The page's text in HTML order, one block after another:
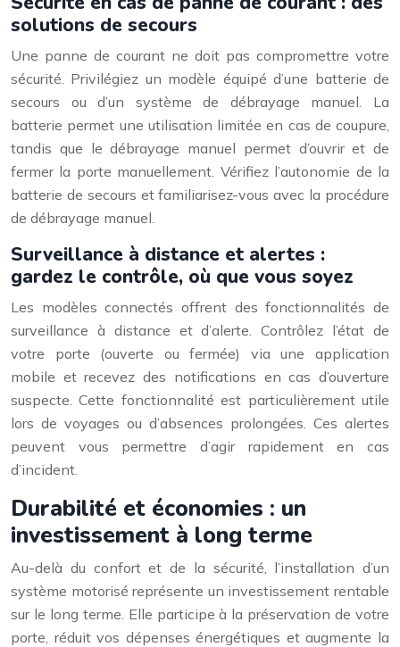
solutions de secours
Une panne de courant ne doit pas compromettre votre
sécurité. Privilégiez un modèle équipé d’une batterie de
secours ou d’un système de débrayage manuel. La
batterie permet une utilisation limitée en cas de coupure,
tandis que le débrayage manuel permet d’ouvrir et de
fermer la porte manuellement. Vérifiez l’autonomie de la
batterie de secours et familiarisez-vous avec la procédure
de débrayage manuel.
Surveillance à distance et alertes :
gardez le contrôle, où que vous soyez
Les modèles connectés offrent des fonctionnalités de
surveillance à distance et d’alerte. Contrôlez l’état de
votre porte (ouverte ou fermée) via une application
mobile et recevez des notifications en cas d’ouverture
suspecte. Cette fonctionnalité est particulièrement utile
lors de voyages ou d’absences prolongées. Ces alertes
peuvent vous permettre d’agir rapidement en cas
d’incident.
Durabilité et économies : un
investissement à long terme
Au-delà du confort et de la sécurité, l’installation d’un
système motorisé représente un investissement rentable
sur le long terme. Elle participe à la préservation de votre
porte, réduit vos dépenses énergétiques et augmente la